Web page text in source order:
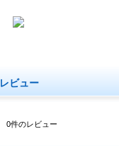
レビュー
0件のレビュー